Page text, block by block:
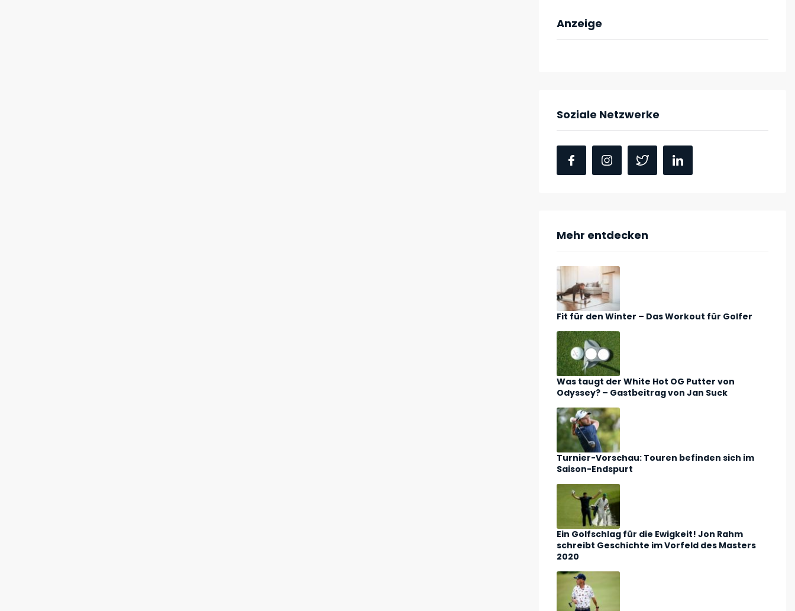
Anzeige
Soziale Netzwerke
Mehr entdecken
Fit für den Winter – Das Workout für Golfer
Was taugt der White Hot OG Putter von
Odyssey? – Gastbeitrag von Jan Suck
Turnier-Vorschau: Touren befinden sich im
Saison-Endspurt
Ein Golfschlag für die Ewigkeit! Jon Rahm
schreibt Geschichte im Vorfeld des Masters
2020